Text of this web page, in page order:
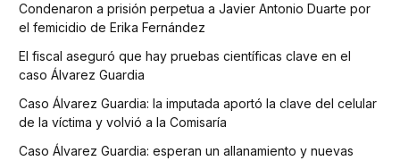
Condenaron a prisión perpetua a Javier Antonio Duarte por
el femicidio de Erika Fernández
El fiscal aseguró que hay pruebas científicas clave en el
caso Álvarez Guardia
Caso Álvarez Guardia: la imputada aportó la clave del celular
de la víctima y volvió a la Comisaría
Caso Álvarez Guardia: esperan un allanamiento y nuevas